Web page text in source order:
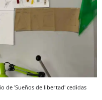
de 'Sueños de libertad' cedidas